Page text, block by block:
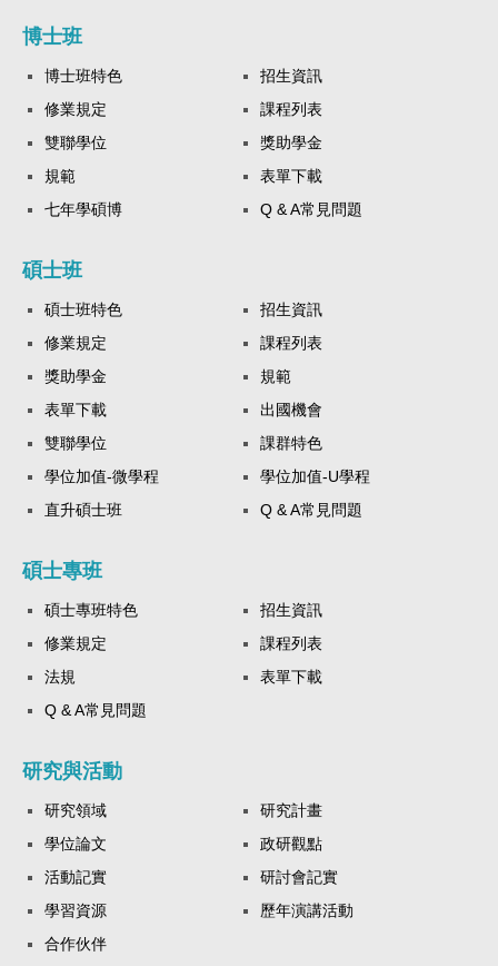
博士班
博士班特色
招生資訊
修業規定
課程列表
雙聯學位
獎助學金
規範
表單下載
七年學碩博
Q & A常見問題
碩士班
碩士班特色
招生資訊
修業規定
課程列表
獎助學金
規範
表單下載
出國機會
雙聯學位
課群特色
學位加值-微學程
學位加值-U學程
直升碩士班
Q & A常見問題
碩士專班
碩士專班特色
招生資訊
修業規定
課程列表
法規
表單下載
Q & A常見問題
研究與活動
研究領域
研究計畫
學位論文
政研觀點
活動記實
研討會記實
學習資源
歷年演講活動
合作伙伴